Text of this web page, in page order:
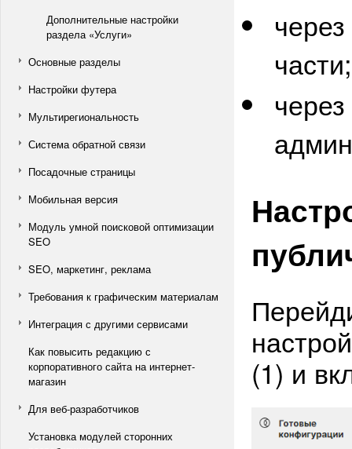
Дополнительные настройки
раздела «Услуги»
Основные разделы
Настройки футера
Мультирегиональность
Система обратной связи
Посадочные страницы
Мобильная версия
Модуль умной поисковой оптимизации
SEO
SEO, маркетинг, реклама
Требования к графическим материалам
Интеграция с другими сервисами
Как повысить редакцию с
корпоративного сайта на интернет-
магазин
Для веб-разработчиков
Установка модулей сторонних
части;
(1) и